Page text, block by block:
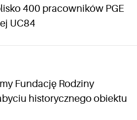
400 pracowników PGE
UC84
Fundację Rodziny
historycznego obiektu